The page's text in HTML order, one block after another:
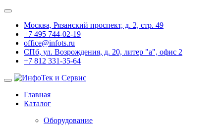
Москва, Рязанский проспект, д. 2, стр. 49
+7 495 744-02-19
office@infots.ru
СПб, ул. Возрождения, д. 20, литер "a", офис 2
+7 812 331-35-64
Главная
Каталог
Оборудование